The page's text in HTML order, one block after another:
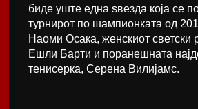
биде уште една sвезда која се
турнирот по шампионката од
Наоми Осака, женскиот светски
Ешли Барти и поранешната
тенисерка, Серена Вилијамс.